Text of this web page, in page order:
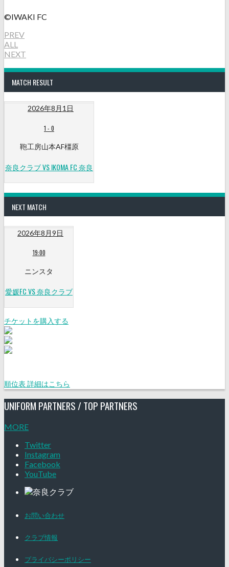
©️IWAKI FC
PREV
ALL
NEXT
MATCH RESULT
2026年8月1日
1 - 0
鞄工房山本AF橿原
奈良クラブ VS IKOMA FC 奈良
NEXT MATCH
2026年8月9日
19:00
ニンスタ
愛媛FC VS 奈良クラブ
チケットを購入する
順位表 詳細はこちら
UNIFORM PARTNERS / TOP PARTNERS
MORE
Twitter
Instagram
Facebook
YouTube
お問い合わせ
クラブ情報
プライバシーポリシー